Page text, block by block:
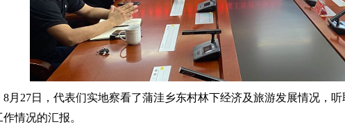
27日，代表们实地察看了蒲洼乡东村林下经济及旅游发展情况，听
作情况的汇报。